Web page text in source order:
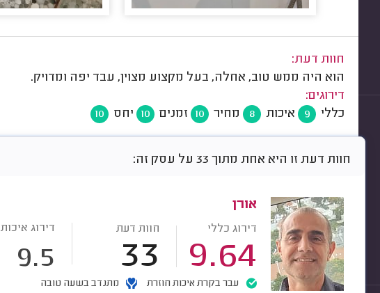
חוות דעת:
הוא היה ממש טוב, אחלה, בעל מקצוע מצוין, עבד יפה ומדויק.
דירוגים:
כללי
9 איכות 8 מחיר 10 זמנים 10 יחס 10
חוות דעת זו היא אחת מתוך 33 על עסק זה:
אורן
דירוג כללי
9.64
חוות דעת
33
דירוג איכות
9.5
עבר בקרת איכות חוזרת מתנדב בשעה טובה